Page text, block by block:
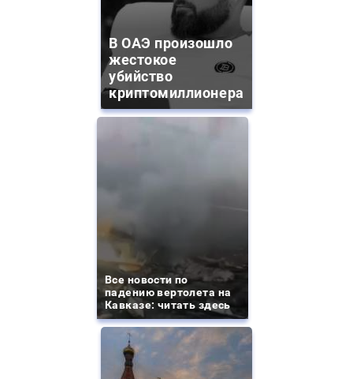
В ОАЭ произошло
жестокое
убийство
криптомиллионера
Все новости по
падению вертолета на
Кавказе: читать здесь